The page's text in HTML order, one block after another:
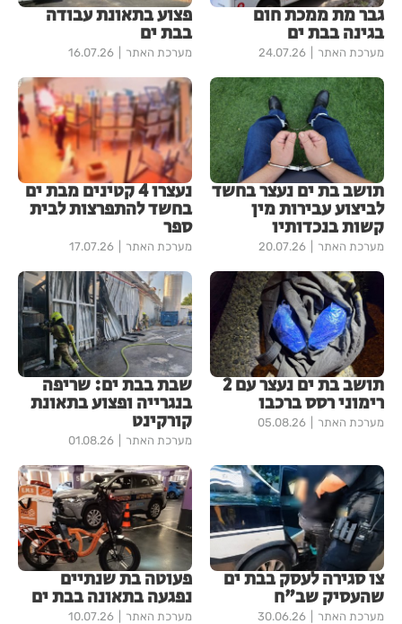
גבר מת ממכת חום
בגינה בבת ים
מערכת האתר 24.07.26
פצוע בתאונת עבודה
בבת ים
מערכת האתר 16.07.26
תושב בת ים נעצר בחשד
לביצוע עבירות מין
קשות בנכדותיו
מערכת האתר 20.07.26
נעצרו 4 קטינים מבת ים
בחשד להתפרצות לבית
ספר
מערכת האתר 17.07.26
תושב בת ים נעצר עם 2
רימוני רסס ברכבו
מערכת האתר 05.08.26
שבת בבת ים: שריפה
בנגרייה ופצוע בתאונת
קורקינט
מערכת האתר 01.08.26
צו סגירה לעסק בבת ים
שהעסיק שב"ח
מערכת האתר 30.06.26
פעוטה בת שנתיים
נפגעה בתאונה בבת ים
מערכת האתר 10.07.26